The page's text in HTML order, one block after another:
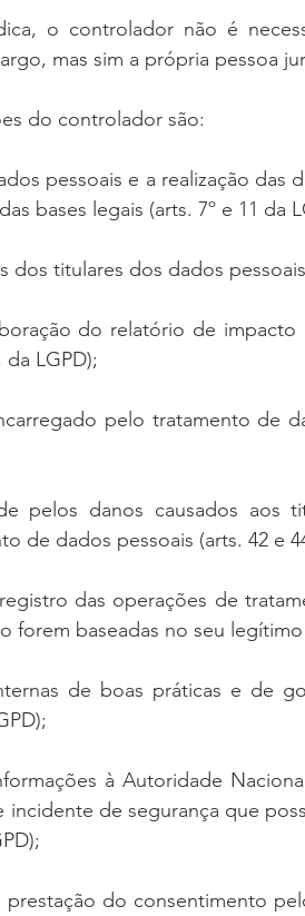
o controlador não é
mas sim a própria pessoa
do controlador são:
pessoais e a realização das
bases legais (arts. 7º e 11 da
dos titulares dos dados
do relatório de
da LGPD);
pelo tratamento de
pelos danos causados aos
de dados pessoais (arts. 42 e
das operações de
forem baseadas no seu
de boas práticas e de
à Autoridade
de segurança que
prestação do consentimento